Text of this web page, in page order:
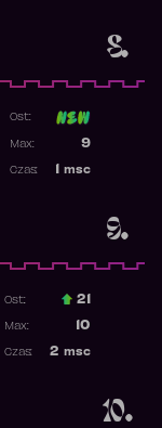
8.
9.
Ost:
9
Max:
msc
Czas:
10.
Ost.: 21
10
Max:
2 msc
Czas: